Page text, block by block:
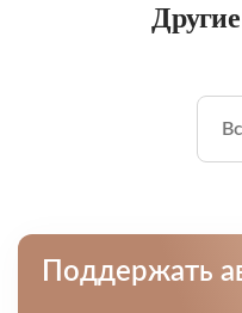
Поддержать